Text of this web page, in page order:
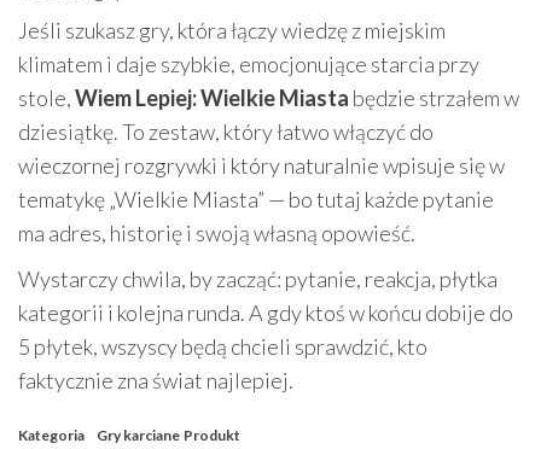
Jeśli szukasz gry, która łączy wiedzę z miejskim
klimatem i daje szybkie, emocjonujące starcia przy
stole,Wiem Lepiej: Wielkie Miasta będzie strzałem w
dziesiątkę. To zestaw, który łatwo włączyć do
wieczornej rozgrywki i który naturalnie wpisuje się w
tematykę „Wielkie Miasta” — bo tutaj każde pytanie
ma adres, historię i swoją własną opowieść.
Wystarczy chwila, by zacząć: pytanie, reakcja, płytka
kategorii i kolejna runda. A gdy ktoś w końcu dobije do
5 płytek, wszyscy będą chcieli sprawdzić, kto
faktycznie zna świat najlepiej.
Kategoria Gry karciane Produkt